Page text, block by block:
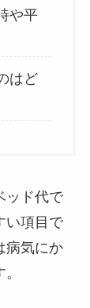
や平
はど
ッド代で
い項目で
病気にか